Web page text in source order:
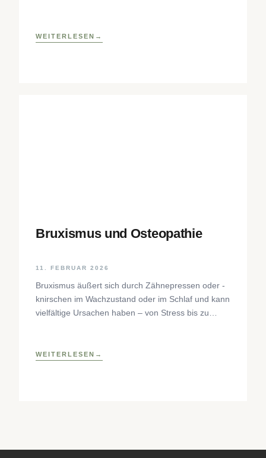
Forstner
WEITERLESEN
Bruxismus und Osteopathie
11. FEBRUAR 2026
Bruxismus äußert sich durch Zähnepressen oder -
knirschen im Wachzustand oder im Schlaf und kann
vielfältige Ursachen haben – von Stress bis zu
osteopathische Behandlungsansätze sowie
WEITERLESEN